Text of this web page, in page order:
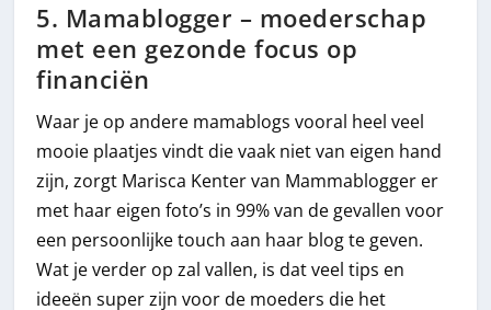
5. Mamablogger – moederschap
met een gezonde focus op
financiën
Waar je op andere mamablogs vooral heel veel
mooie plaatjes vindt die vaak niet van eigen hand
zijn, zorgt Marisca Kenter van Mammablogger er
met haar eigen foto’s in 99% van de gevallen voor
een persoonlijke touch aan haar blog te geven.
Wat je verder op zal vallen, is dat veel tips en
ideeën super zijn voor de moeders die het